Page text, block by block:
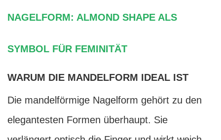
NAGELFORM: ALMOND SHAPE ALS
SYMBOL FÜR FEMINITÄT
WARUM DIE MANDELFORM IDEAL IST
Die mandelförmige Nagelform gehört zu den
elegantesten Formen überhaupt. Sie